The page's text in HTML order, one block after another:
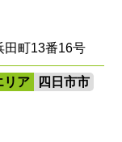
田町13番16号
リア 四日市市